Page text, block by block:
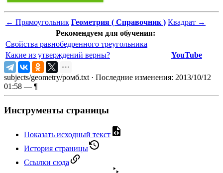
← Прямоугольник Геометрия ( Справочник ) Квадрат →
Рекомендуем для обучения:
Свойства равнобедренного треугольника
Какие из утверждений верны?
YouTube
subjects/geometry/ромб.txt · Последние изменения: 2013/10/12
01:58 — ¶
Инструменты страницы
Показать исходный текст
История страницы
Ссылки сюда